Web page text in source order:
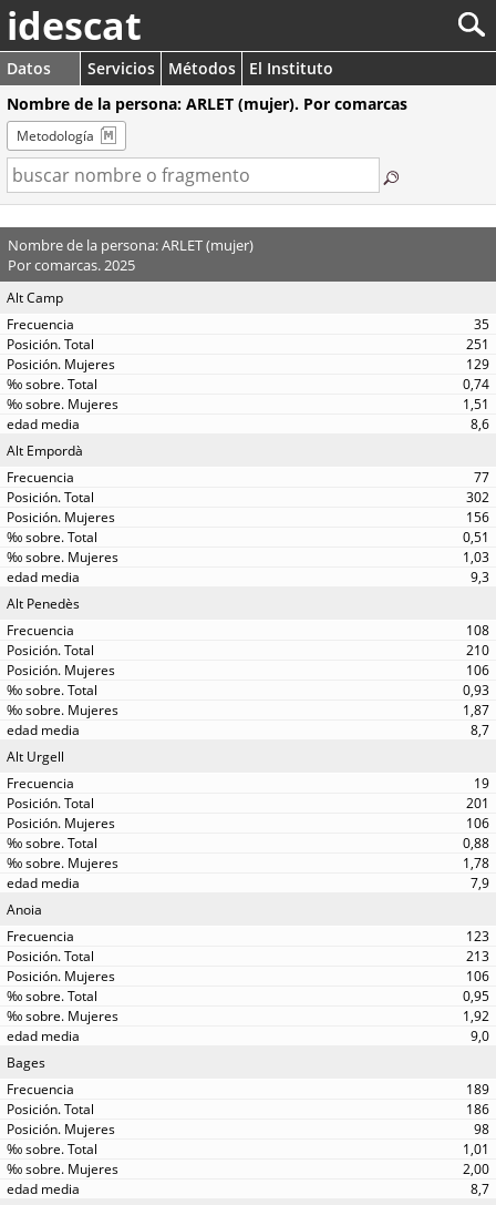
idescat
Datos Servicios Métodos
El Instituto
Nombre de la persona: ARLET (mujer). Por comarcas
Metodología
Nombre de la persona: ARLET (mujer)
Por comarcas. 2025
Alt Camp
35
251
129
0,74
1,51
8,6
Alt Empordà
77
302
156
0,51
1,03
9,3
Alt Penedès
108
210
106
0,93
1,87
8,7
Alt Urgell
19
201
106
0,88
1,78
7,9
Anoia
123
213
106
0,95
1,92
9,0
Bages
189
186
98
1,01
2,00
8,7